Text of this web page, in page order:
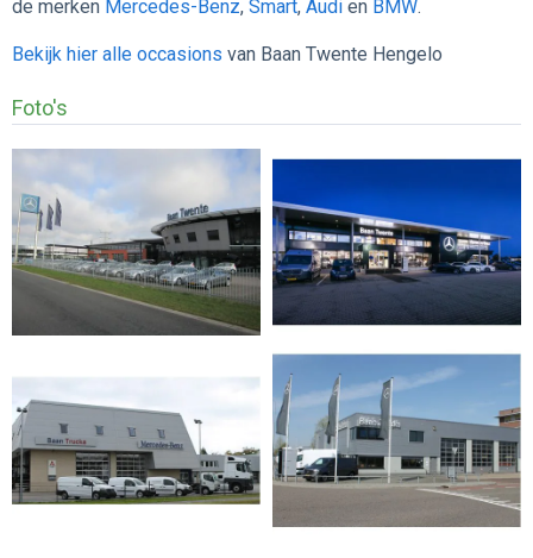
de merken Mercedes-Benz, Smart, Audi en BMW.
Bekijk hier alle occasions van Baan Twente Hengelo
Foto's